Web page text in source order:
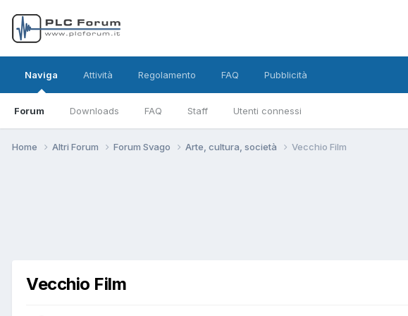
Naviga
Forum Downloads FAQ Staff Utenti connessi
Attività Regolamento FAQ Pubblicità
Home Altri Forum Forum Svago Arte, cultura, società Vecchio Film
Vecchio Film